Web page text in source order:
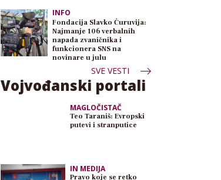
INFO
Fondacija Slavko Ćuruvija:
Najmanje 106 verbalnih
napada zvaničnika i
funkcionera SNS na
novinare u julu
SVE VESTI
Vojvođanski portali
MAGLOČISTAČ
Teo Taraniš: Evropski
putevi i stranputice
IN MEDIJA
Pravo koje se retko